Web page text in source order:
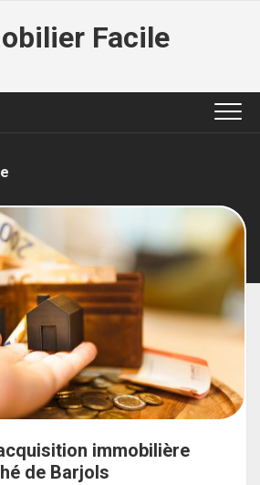
Facile
immobilière
de Barjols